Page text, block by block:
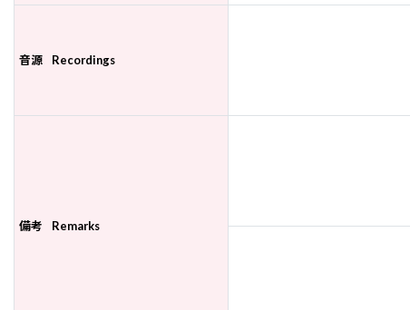
音源 Recordings
備考 Remarks